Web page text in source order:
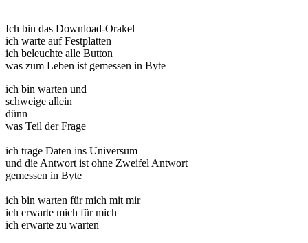
Ich bin das Download-Orakel
ich warte auf Festplatten
ich beleuchte alle Button
was zum Leben ist gemessen in Byte
ich bin warten und
schweige allein
dünn
was Teil der Frage
ich trage Daten ins Universum
und die Antwort ist ohne Zweifel Antwort
gemessen in Byte
ich bin warten für mich mit mir
ich erwarte mich für mich
ich erwarte zu warten